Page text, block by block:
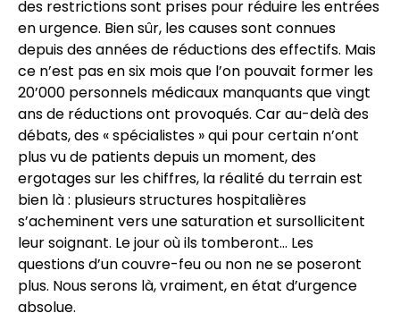
des restrictions sont prises pour réduire les entrées
en urgence. Bien sûr, les causes sont connues
depuis des années de réductions des effectifs. Mais
ce n’est pas en six mois que l’on pouvait former les
20’000 personnels médicaux manquants que vingt
ans de réductions ont provoqués. Car au-delà des
débats, des « spécialistes » qui pour certain n’ont
plus vu de patients depuis un moment, des
ergotages sur les chiffres, la réalité du terrain est
bien là : plusieurs structures hospitalières
s’acheminent vers une saturation et sursollicitent
leur soignant. Le jour où ils tomberont… Les
questions d’un couvre-feu ou non ne se poseront
plus. Nous serons là, vraiment, en état d’urgence
absolue.